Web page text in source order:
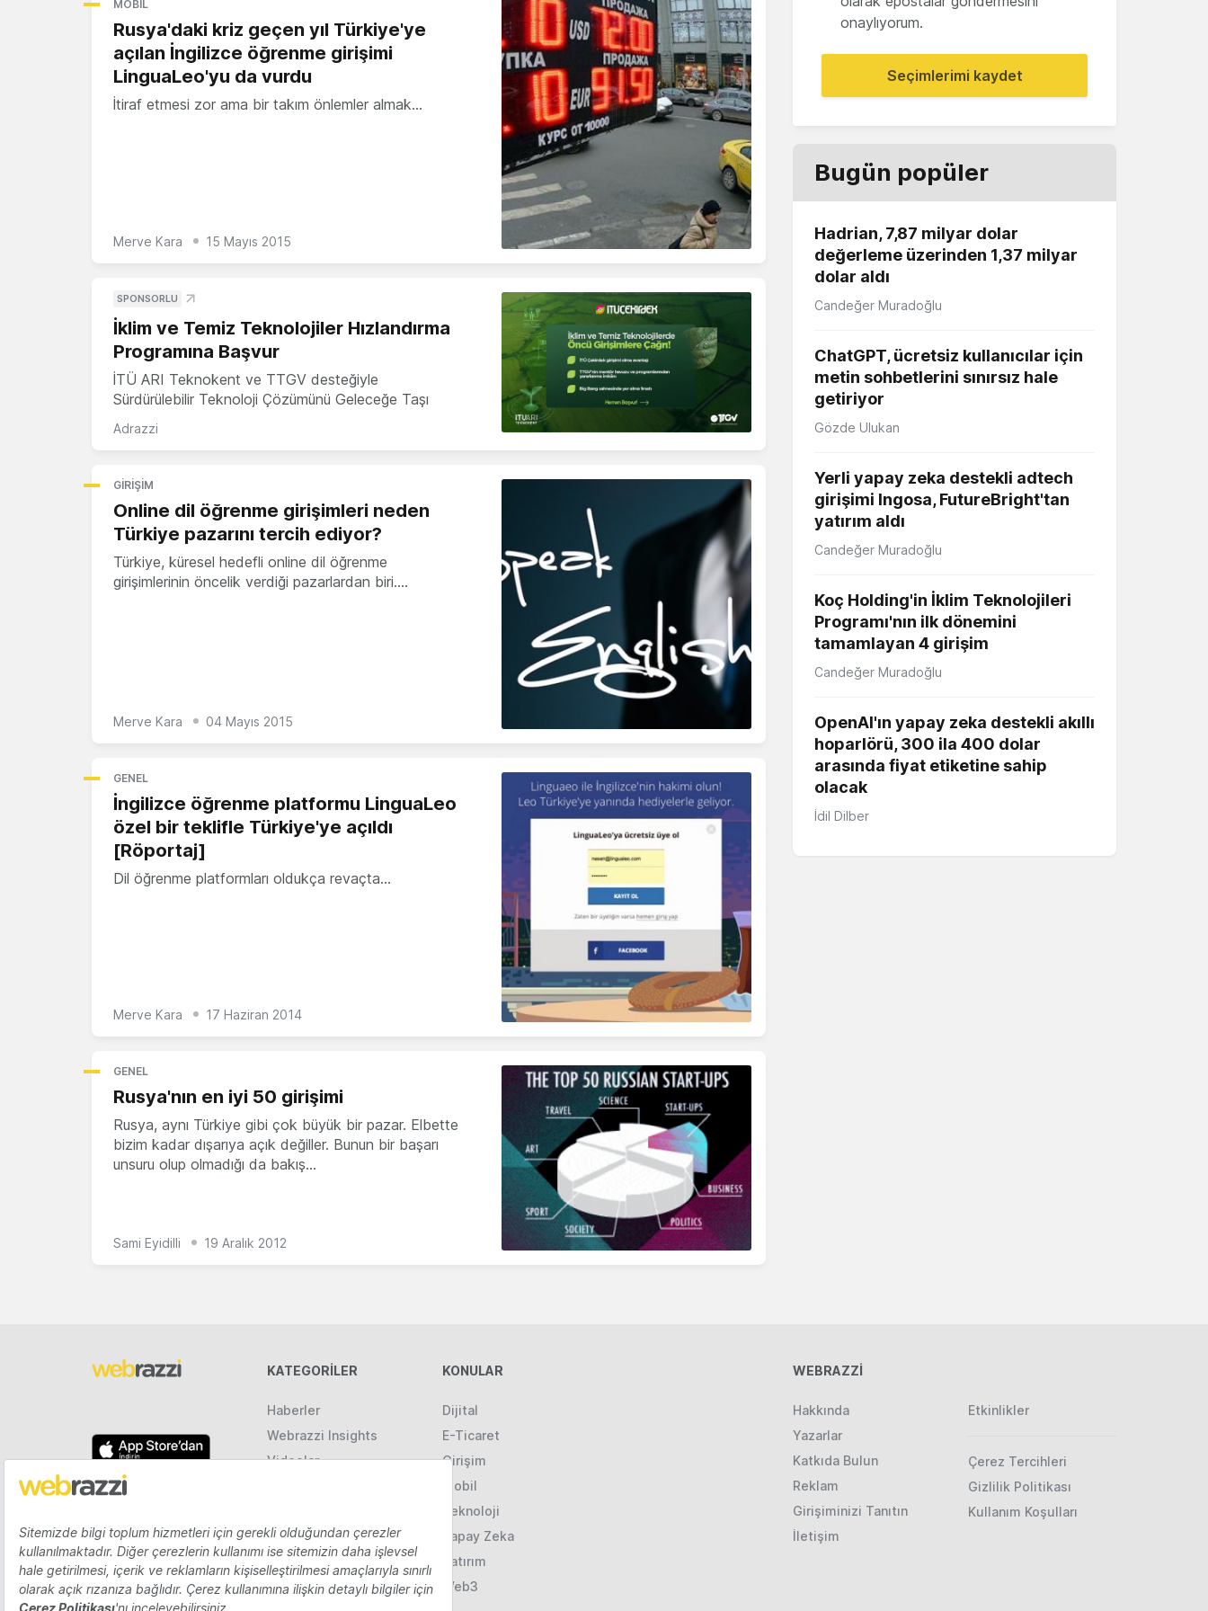
MOBIL
Rusya'daki kriz geçen yıl Türkiye'ye
açılan İngilizce öğrenme girişimi
LinguaLeo'yu da vurdu
İtiraf etmesi zor ama bir takım önlemler almak…
Merve Kara 15 Mayıs 2015
SPONSORLU
İklim ve Temiz Teknolojiler Hızlandırma
Programına Başvur
İTÜ ARI Teknokent ve TTGV desteğiyle
Sürdürülebilir Teknoloji Çözümünü Geleceğe Taşı
Adrazzi
GIRIŞIM
Online dil öğrenme girişimleri neden
Türkiye pazarını tercih ediyor?
Türkiye, küresel hedefli online dil öğrenme
girişimlerinin öncelik verdiği pazarlardan biri.…
Merve Kara 04 Mayıs 2015
GENEL
İngilizce öğrenme platformu LinguaLeo
özel bir teklifle Türkiye'ye açıldı
[Röportaj]
Dil öğrenme platformları oldukça revaçta…
Merve Kara 17 Haziran 2014
GENEL
Rusya'nın en iyi 50 girişimi
Rusya, aynı Türkiye gibi çok büyük bir pazar. Elbette
bizim kadar dışarıya açık değiller. Bunun bir başarı
unsuru olup olmadığı da bakış…
Sami Eyidilli 19 Aralık 2012
onaylıyorum.
Seçimlerimi kaydet
Bugün popüler
Hadrian, 7,87 milyar dolar
değerleme üzerinden 1,37 milyar
dolar aldı
Candeğer Muradoğlu
ChatGPT, ücretsiz kullanıcılar için
metin sohbetlerini sınırsız hale
getiriyor
Gözde Ulukan
Yerli yapay zeka destekli adtech
girişimi Ingosa, FutureBright'tan
yatırım aldı
Candeğer Muradoğlu
Koç Holding'in İklim Teknolojileri
Programı'nın ilk dönemini
tamamlayan 4 girişim
Candeğer Muradoğlu
OpenAI'ın yapay zeka destekli akıllı
hoparlörü, 300 ila 400 dolar
arasında fiyat etiketine sahip
olacak
İdil Dilber
KATEGORILER
Haberler
Webrazzi Insights
Videolar
KONULAR
Dijital
E-Ticaret
Girişim
Mobil
Teknoloji
Yapay Zeka
Yatırım
Web3
WEBRAZZİ
Hakkında
Yazarlar
Katkıda Bulun
Reklam
Girişiminizi Tanıtın
İletişim
Etkinlikler
Çerez Tercihleri
Gizlilik Politikası
Kullanım Koşulları